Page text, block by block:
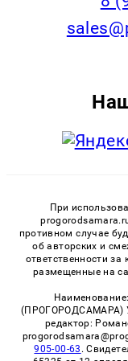
При
противном случае
об авторских и
ответственности
размещенные на
Наименование:
(ПРОГОРОДСАМАРА)
редактор:
905-00-63 .